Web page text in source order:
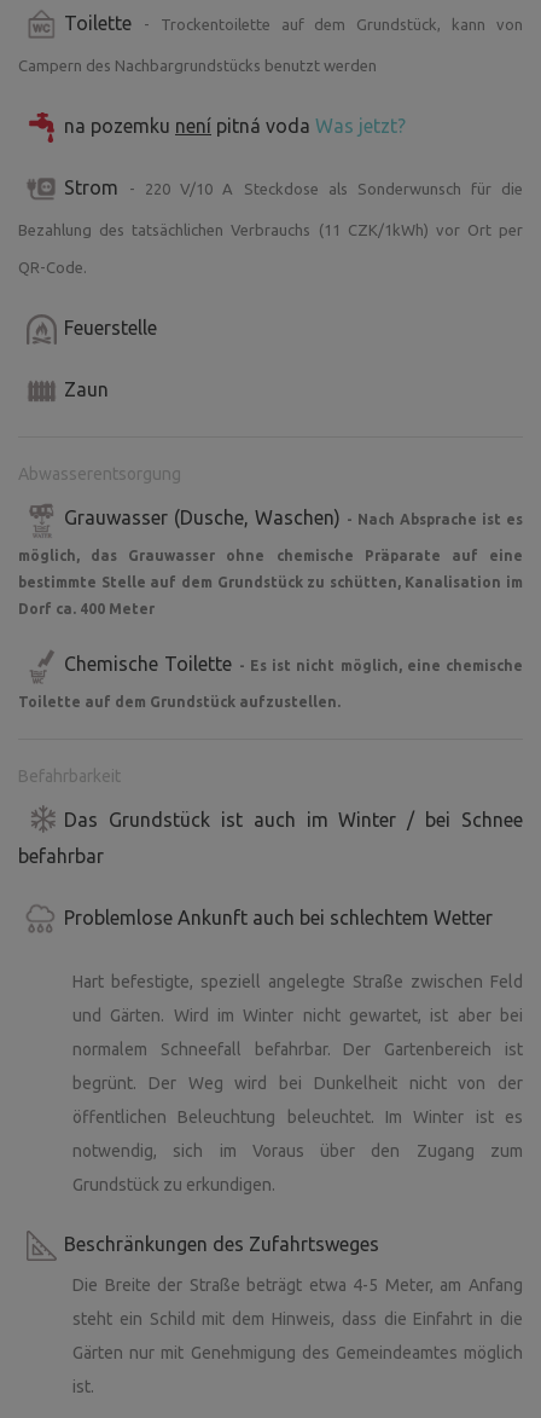
Toilette - Trockentoilette auf dem Grundstück, kann von
Campern des Nachbargrundstücks benutzt werden
na pozemku není pitná voda Was jetzt?
Strom - 220 V/10 A Steckdose als Sonderwunsch für die
Bezahlung des tatsächlichen Verbrauchs (11 CZK/1kWh) vor Ort per
QR-Code.
Feuerstelle
Zaun
Abwasserentsorgung
Grauwasser (Dusche, Waschen) - Nach Absprache ist es
möglich, das Grauwasser ohne chemische Präparate auf eine
bestimmte Stelle auf dem Grundstück zu schütten, Kanalisation im
Dorf ca. 400 Meter
Chemische Toilette - Es ist nicht möglich, eine chemische
Toilette auf dem Grundstück aufzustellen.
Befahrbarkeit
Das Grundstück ist auch im Winter / bei Schnee
befahrbar
Problemlose Ankunft auch bei schlechtem Wetter
Hart befestigte, speziell angelegte Straße zwischen Feld
und Gärten. Wird im Winter nicht gewartet, ist aber bei
normalem Schneefall befahrbar. Der Gartenbereich ist
begrünt. Der Weg wird bei Dunkelheit nicht von der
öffentlichen Beleuchtung beleuchtet. Im Winter ist es
notwendig, sich im Voraus über den Zugang zum
Grundstück zu erkundigen.
Beschränkungen des Zufahrtsweges
Die Breite der Straße beträgt etwa 4-5 Meter, am Anfang
steht ein Schild mit dem Hinweis, dass die Einfahrt in die
Gärten nur mit Genehmigung des Gemeindeamtes möglich
ist.